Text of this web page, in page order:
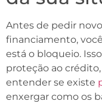
Antes de pedir
financiamento,
está o bloqueio.
proteção ao
entender se existe
enxergar como os